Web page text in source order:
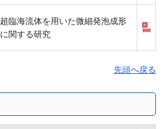
超臨海流体を用いた微細発泡成形
に関する研究
先頭へ戻る